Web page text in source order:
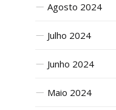
Agosto 2024
Julho 2024
Junho 2024
Maio 2024